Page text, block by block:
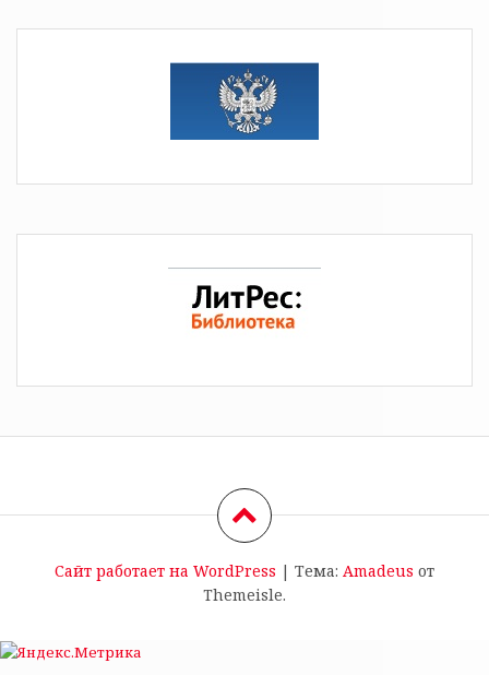
Сайт работает на WordPress | Тема: Amadeus от
Themeisle.